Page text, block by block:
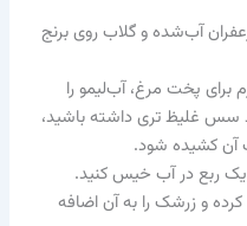
آب‌شده و گلاب روی برنج
پخت مرغ، آب‌لیمو را
سس غلیظ‌ تری داشته باشید،
آب آن کشیده شود.
ربع در آب خیس کنید.
و زرشک را به آن اضافه